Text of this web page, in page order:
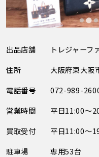
出品店舗
トレジャーフ
住所
大阪府東大阪
電話番号
072-989-
営業時間
平日11:00～
買取受付
平日11:00～
駐車場
専用53台